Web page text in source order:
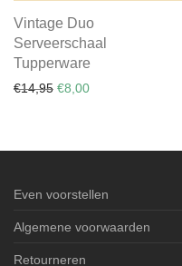
Vintage Duo
Serveerschaal
Tupperware
€14,95 Oorspronkelijke prijs
€8,00Huidige prijs is:
Even voorstellen
Algemene voorwaarden
Retourneren